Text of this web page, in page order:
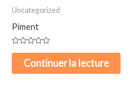
Uncategorized
Piment
sur
5
Continuer la lecture